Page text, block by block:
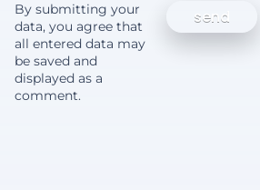
By submitting your
data, you agree that
all entered data may
be saved and
displayed as a
comment.